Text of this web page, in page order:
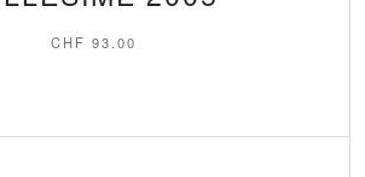
CHF 93.00